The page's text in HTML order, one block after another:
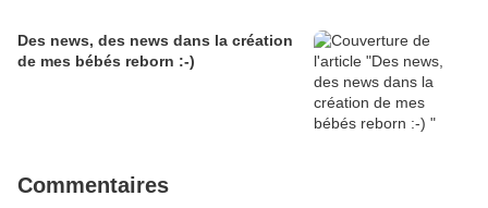
Des news, des news dans la création
de mes bébés reborn :-)
Commentaires